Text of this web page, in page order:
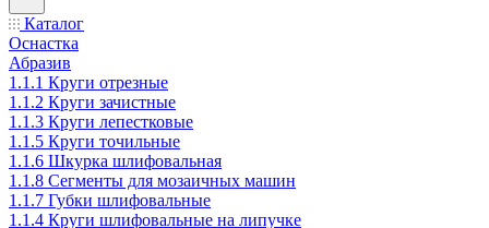
Каталог
Оснастка
Абразив
1.1.1 Круги отрезные
1.1.2 Круги зачистные
1.1.3 Круги лепестковые
1.1.5 Круги точильные
1.1.6 Шкурка шлифовальная
1.1.8 Сегменты для мозаичных машин
1.1.7 Губки шлифовальные
1.1.4 Круги шлифовальные на липучке